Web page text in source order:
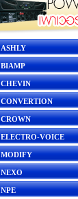
ASHLY
BIAMP
CHEVIN
CONVERTION
CROWN
ELECTRO-VOICE
MODIFY
NEXO
NPE